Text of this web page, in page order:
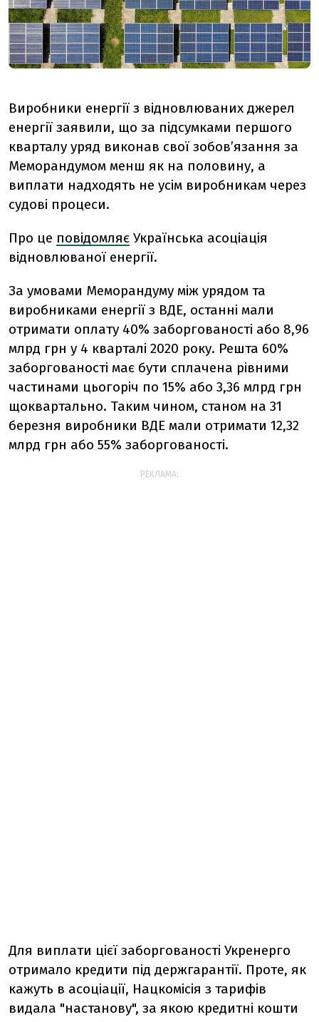
Виробники енергії з відновлюваних джерел
енергії заявили, що за підсумками першого
кварталу уряд виконав свої зобов’язання за
Меморандумом менш як на половину, а
виплати надходять не усім виробникам через
судові процеси.
Про це повідомляє Українська асоціація
відновлюваної енергії.
За умовами Меморандуму між урядом та
виробниками енергії з ВДЕ, останні мали
отримати оплату 40% заборгованості або 8,96
млрд грн у 4 кварталі 2020 року. Решта 60%
заборгованості має бути сплачена рівними
частинами цьогоріч по 15% або 3,36 млрд грн
щоквартально. Таким чином, станом на 31
березня виробники ВДЕ мали отримати 12,32
млрд грн або 55% заборгованості.
РЕКЛАМА:
Для виплати цієї заборгованості Укренерго
отримало кредити під держгарантії. Проте, як
кажуть в асоціації, Нацкомісія з тарифів
видала "настанову", за якою кредитні кошти